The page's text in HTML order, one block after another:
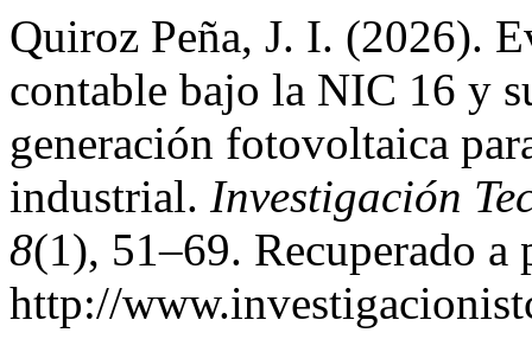
Quiroz Peña, J. I. (2026).
contable bajo la NIC 16 y
generación fotovoltaica
industrial. Investigación
8(1), 51–69. Recuperado a
http://